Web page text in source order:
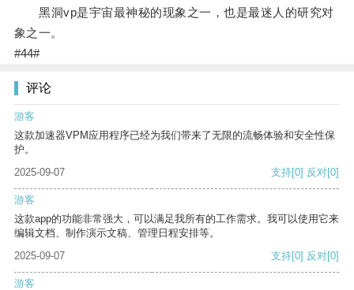
黑洞vp是宇宙最神秘的现象之一，也是最迷人的研究对
象之一。
#44#
评论
游客
这款加速器VPM应用程序已经为我们带来了无限的流畅体验和安全性保
护。
2025-09-07
支持[0] 反对[0]
游客
这款app的功能非常强大，可以满足我所有的工作需求。我可以使用它来
编辑文档、制作演示文稿、管理日程安排等。
2025-09-07
支持[0] 反对[0]
游客